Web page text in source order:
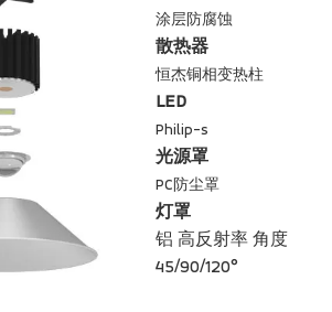
涂层防腐蚀
散热器
恒杰铜相变热柱
LED
Philip-s
光源罩
PC防尘罩
灯罩
铝 高反射率 角度
45/90/120°